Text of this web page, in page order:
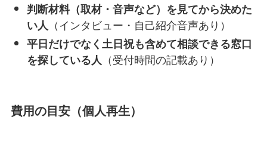
判断材料（取材・音声など）を見てから決めた
い人 （インタビュー・自己紹介音声あり）
平日だけでなく土日祝も含めて相談できる窓口
を探している人 （受付時間の記載あり）
費用の目安（個人再生）